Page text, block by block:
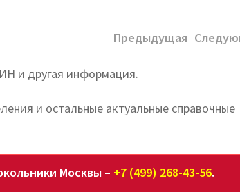
Предыдущая
и другая информация.
и остальные актуальные справочные
Москвы – +7 (499) 268-43-56.